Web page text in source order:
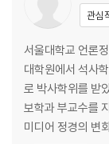
How BTS
Beyond K-pop,
Chapter 2: BTS
s for
What Is
관심
서울대학교 언론
대학원에서 석사
로 박사학위를 받
보학과 부교수를
미디어 정경의 변